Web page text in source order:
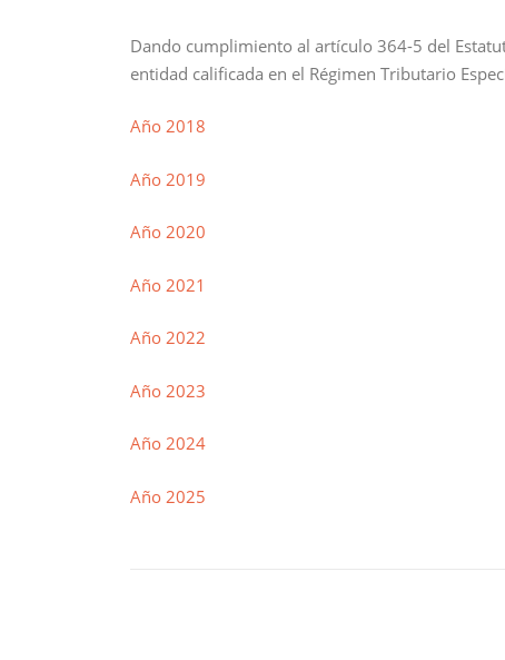
Dando cumplimiento al artículo 364-5 del
entidad calificada en el Régimen Tributario
Año 2018
Año 2019
Año 2020
Año 2021
Año 2022
Año 2023
Año 2024
Año 2025